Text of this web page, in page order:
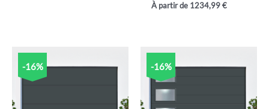
À partir de 1234,99€
-16% -16%